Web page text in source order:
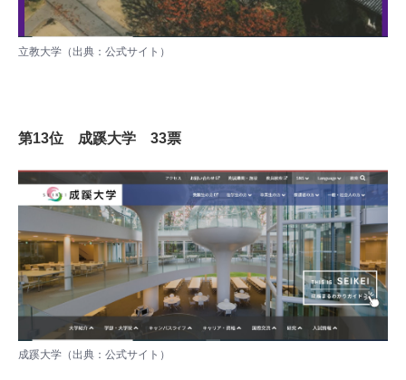
立教大学（出典： 公式サイト ）
第13位 成蹊大学 33票
成蹊大学（出典： 公式サイト ）